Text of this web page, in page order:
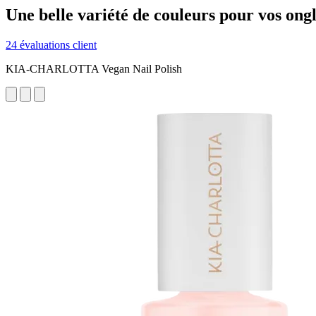
Une belle variété de couleurs pour vos
24 évaluations client
KIA-CHARLOTTA Vegan Nail Polish